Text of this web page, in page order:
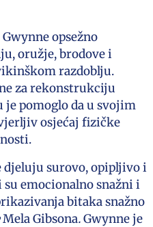
opsežno
oružje, brodove i
razdoblju.
za rekonstrukciju
je pomoglo da u svojim
osjećaj fizičke
djeluju surovo, opipljivo i
emocionalno snažni i
bitaka snažno
Mela Gibsona.Gwynne je